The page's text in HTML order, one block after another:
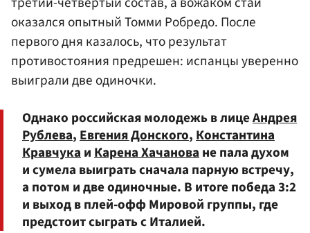
оказался опытныйТомми Робредо. После
первого дня казалось, что результат
противостояния предрешен: испанцы уверенно
выиграли две одиночки.
Однако российская молодежь в лицеАндрея
Рублева,Евгения Донского,Константина
КравчукаиКарена Хачановане пала духом
и сумела выиграть сначала парную встречу,
а потом и две одиночные. В итоге победа 3:2
и выход в плей-офф Мировой группы, где
предстоит сыграть с Италией.